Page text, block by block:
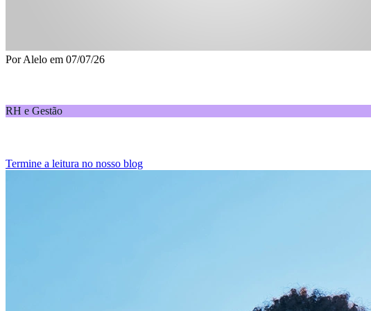
PorAlelo em 07/07/26
RH e Gestão
Termine a leitura no nosso blog